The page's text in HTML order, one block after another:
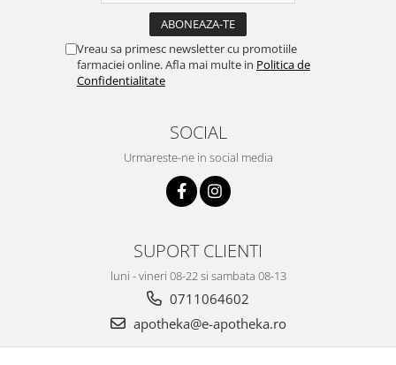
Vreau sa primesc newsletter cu promotiile
farmaciei online. Afla mai multe in Politica de
Confidentialitate
SOCIAL
Urmareste-ne in social media
SUPORT CLIENTI
luni - vineri 08-22 si sambata 08-13
0711064602
apotheka@e-apotheka.ro